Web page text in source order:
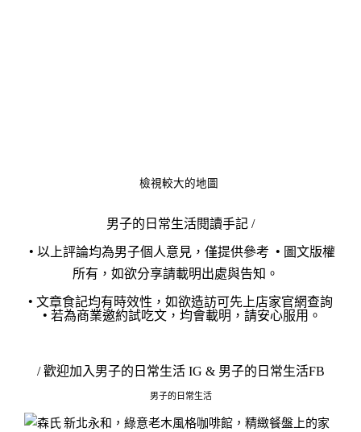
檢視較大的地圖
男子的日常生活閱讀手記 /
• 以上評論均為男子個人意見，僅提供參考 • 圖文版權
所有，如欲分享請載明出處與告知。
• 文章食記均有時效性，如欲造訪可先上店家官網查詢
• 若為商業邀約試吃文，均會載明，請安心服用。
/ 歡迎加入 男子的日常生活 IG & 男子的日常生活FB
男子的日常生活